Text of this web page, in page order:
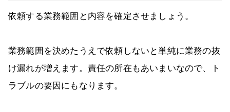
依頼する業務範囲と内容を確定させましょう。
業務範囲を決めたうえで依頼しないと単純に業務の抜
け漏れが増えます。責任の所在もあいまいなので、ト
ラブルの要因にもなります。